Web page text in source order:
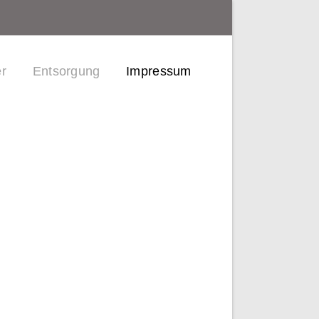
Entsorgung Impressum